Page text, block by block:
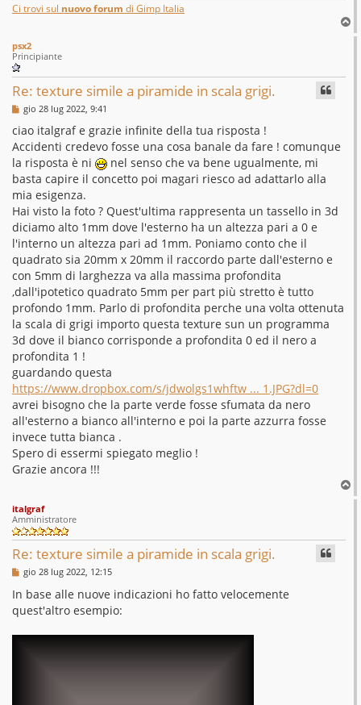
Ci trovi sul nuovo forum di Gimp Italia
o
psx2
Principiante
Re: texture simile a piramide in scala grigi.
M
e
s
s
a
g
g
i
o
gio 28 lug 2022, 9:41
ciao italgraf e grazie infinite della tua risposta !
Accidenti credevo fosse una cosa banale da fare ! comunque
la risposta è ni
nel senso che va bene ugualmente, mi
basta capire il concetto poi magari riesco ad adattarlo alla
mia esigenza.
Hai visto la foto ? Quest'ultima rappresenta un tassello in 3d
diciamo alto 1mm dove l'esterno ha un altezza pari a 0 e
l'interno un altezza pari ad 1mm. Poniamo conto che il
quadrato sia 20mm x 20mm il raccordo parte dall'esterno e
con 5mm di larghezza va alla massima profondita
,dall'ipotetico quadrato 5mm per part più stretto è tutto
profondo 1mm. Parlo di profondita perche una volta ottenuta
la scala di grigi importo questa texture sun un programma
3d dove il bianco corrisponde a profondita 0 ed il nero a
profondita 1 !
guardando questa
https://www.dropbox.com/s/jdwolgs1whftw ... 1.JPG?dl=0
avrei bisogno che la parte verde fosse sfumata da nero
all'esterno a bianco all'interno e poi la parte azzurra fosse
invece tutta bianca .
Spero di essermi spiegato meglio !
Grazie ancora !!!
o
italgraf
Amministratore
Re: texture simile a piramide in scala grigi.
M
e
s
s
a
g
gio 28 lug 2022, 12:15
In base alle nuove indicazioni ho fatto velocemente
quest'altro esempio: